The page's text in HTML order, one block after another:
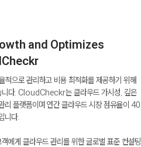
and Optimizes
으로 관리하고 비용 최적화를 제공하기 위해
다. CloudCheckr는 클라우드 가시성, 깊은
리 플랫폼이며 연간 클라우드 시장 점유율이 40
니다.
게 클라우드 관리를 위한 글로벌 표준 컨설팅